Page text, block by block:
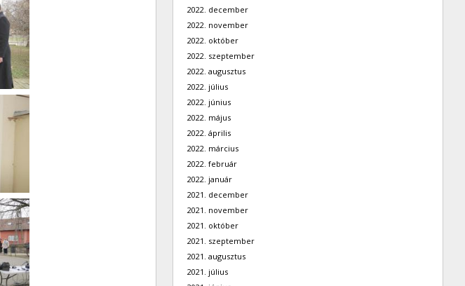
2022. december
2022. november
2022. október
2022. szeptember
2022. augusztus
2022. július
2022. június
2022. május
2022. április
2022. március
2022. február
2022. január
2021. december
2021. november
2021. október
2021. szeptember
2021. augusztus
2021. július